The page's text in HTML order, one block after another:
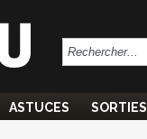
ASTUCES SORTIES